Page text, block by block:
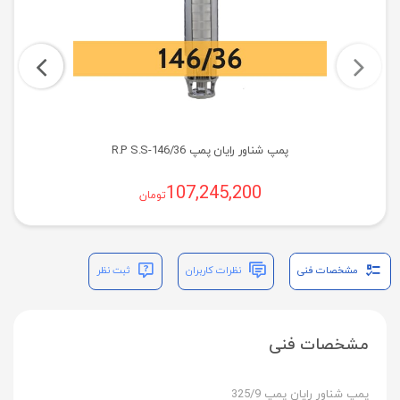
پمپ شناور رایان پمپ R.P S.S-146/36
107,245,200تومان
مشخصات فنی نظرات کاربران ثبت نظر
مشخصات فنی
پمپ شناور رایان پمپ 325/9